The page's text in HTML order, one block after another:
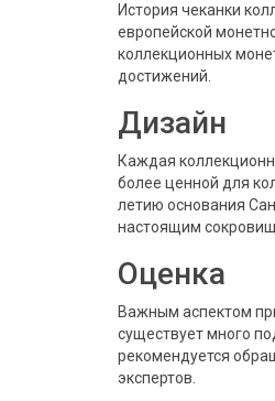
История чеканки
европейской
коллекционных
достижений.
Дизайн
Каждая
более ценной для
летию основания
настоящим
Оценка
Важным аспектом
существует много
рекомендуется
экспертов.